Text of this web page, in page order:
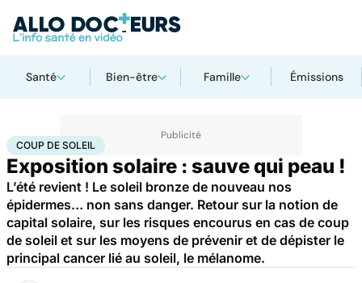
Santé Bien-être Famille Émissions
Accueil SantéMaladies Coup de soleil
COUP DE SOLEIL
Exposition solaire : sauve qui peau !
L’été revient ! Le soleil bronze de nouveau nos
épidermes… non sans danger. Retour sur la notion de
capital solaire, sur les risques encourus en cas de coup
de soleil et sur les moyens de prévenir et de dépister le
principal cancer lié au soleil, le mélanome.